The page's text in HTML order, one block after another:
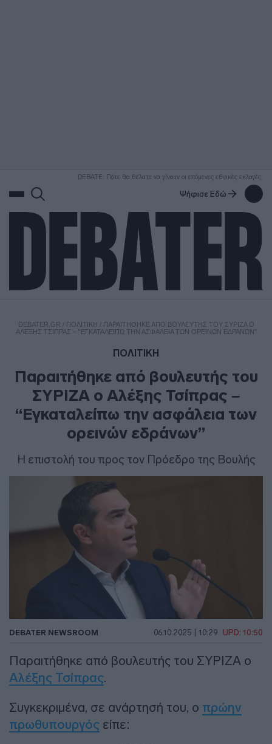
DEBATE: Πότε θα θέλατε να γίνουν οι επόμενες εθνικές εκλογές;
Ψήφισε Εδώ
DEBATER.GR / ΠΟΛΙΤΙΚΗ / ΠΑΡΑΙΤΉΘΗΚΕ ΑΠΌ ΒΟΥΛΕΥΤΉΣ ΤΟΥ ΣΥΡΙΖΑ Ο
ΑΛΈΞΗΣ ΤΣΊΠΡΑΣ – “ΕΓΚΑΤΑΛΕΊΠΩ ΤΗΝ ΑΣΦΆΛΕΙΑ ΤΩΝ ΟΡΕΙΝΏΝ ΕΔΡΆΝΩΝ”
ΠΟΛΙΤΙΚΗ
Παραιτήθηκε από βουλευτής του
ΣΥΡΙΖΑ ο Αλέξης Τσίπρας –
“Εγκαταλείπω την ασφάλεια των
ορεινών εδράνων”
Η επιστολή του προς τον Πρόεδρο της Βουλής
DEBATER NEWSROOM 06.10.2025 | 10:29 UPD: 10:50
Παραιτήθηκε από βουλευτής του ΣΥΡΙΖΑ ο
Αλέξης Τσίπρας.
Συγκεκριμένα, σε ανάρτησή του, ο πρώην
πρωθυπουργός είπε: